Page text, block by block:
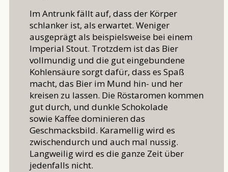
Im Antrunk fällt auf, dass der Körper
schlanker ist, als erwartet. Weniger
ausgeprägt als beispielsweise bei einem
Imperial Stout. Trotzdem ist das Bier
vollmundig und die gut eingebundene
Kohlensäure sorgt dafür, dass es Spaß
macht, das Bier im Mund hin- und her
kreisen zu lassen. Die Röstaromen kommen
gut durch, und dunkle Schokolade
sowie Kaffee dominieren das
Geschmacksbild. Karamellig wird es
zwischendurch und auch mal nussig.
Langweilig wird es die ganze Zeit über
jedenfalls nicht.